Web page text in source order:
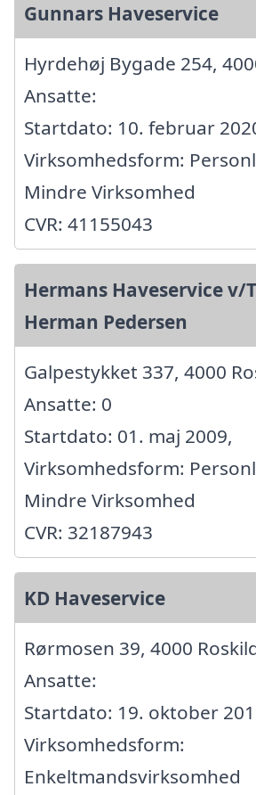
Gunnars Haveservice
Hyrdehøj Bygade 254,
Ansatte:
Startdato: 10. februar
Virksomhedsform:
Mindre Virksomhed
CVR: 41155043
Hermans Haveservice v/
Herman Pedersen
Galpestykket 337, 4000
Ansatte: 0
Startdato: 01. maj 2009,
Virksomhedsform:
Mindre Virksomhed
CVR: 32187943
KD Haveservice
Rørmosen 39, 4000
Ansatte:
Startdato: 19. oktober
Virksomhedsform:
Enkeltmandsvirksomhed